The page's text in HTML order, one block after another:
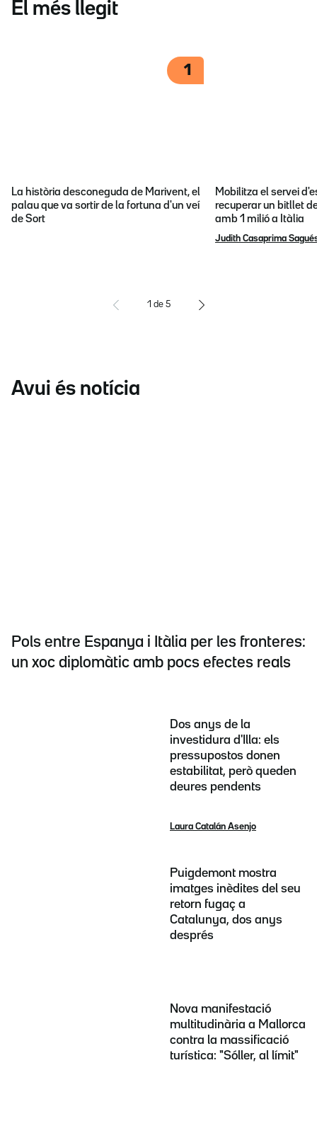
El més llegit
1
La història desconeguda de Marivent, el
palau que va sortir de la fortuna d'un veí
de Sort
Mobilitza el servei
recuperar un bitllet
amb 1 milió a Itàlia
Judith Casaprima
1 de 5
Avui és notícia
Pols entre Espanya i Itàlia per les fronteres:
un xoc diplomàtic amb pocs efectes reals
Dos anys de la
investidura d'Illa: els
pressupostos donen
estabilitat, però queden
deures pendents
Laura Catalán Asenjo
Puigdemont mostra
imatges inèdites del seu
retorn fugaç a
Catalunya, dos anys
després
Nova manifestació
multitudinària a Mallorca
contra la massificació
turística: "Sóller, al límit"